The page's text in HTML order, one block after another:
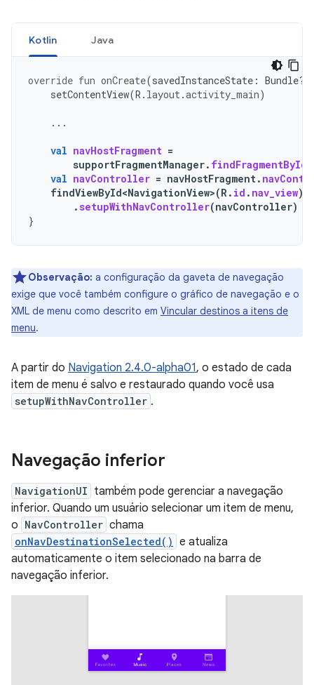
Kotlin Java
override fun onCreate(savedInstanceState : Bundle?)
setContentView(R . layout.activity_main)
...
val navHostFragment =
supportFragmentManager. findFragmentById
val navController = navHostFragment.
findViewById<NavigationView>(R. id . nav_view)
.setupWithNavController(navController)
}
Observação: a configuração da gaveta de navegação
exige que você também configure o gráfico de navegação e o
XML de menu como descrito em Vincular destinos a itens de
menu.
A partir do Navigation 2.4.0-alpha01, o estado de cada
item de menu é salvo e restaurado quando você usa
setupWithNavController .
Navegação inferior
NavigationUI também pode gerenciar a navegação
inferior. Quando um usuário selecionar um item de menu,
o NavController chama
onNavDestinationSelected() e atualiza
automaticamente o item selecionado na barra de
navegação inferior.